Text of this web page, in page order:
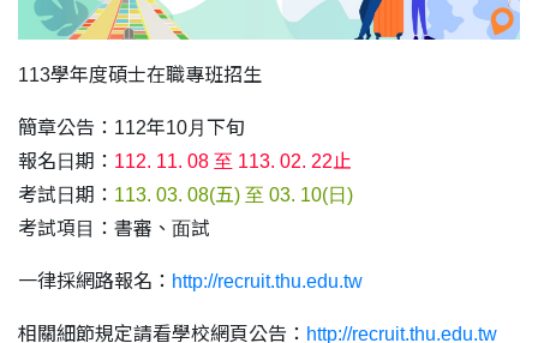
113學年度碩士在職專班招生
簡章公告：112年10⽉下旬
報名⽇期： 112. 11. 08 ⾄ 113. 02. 22止
考試⽇期： 113. 03. 08(五) ⾄ 03. 10(⽇)
考試項⽬：書審、⾯試
⼀律採網路報名： http://recruit.thu.edu.tw
相關細節規定請看學校網頁公告： http://recruit.thu.edu.tw